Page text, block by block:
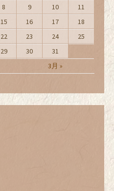
3月 »
8 9 10
11
15 16 17
18
22 23 24
25
29 30 31